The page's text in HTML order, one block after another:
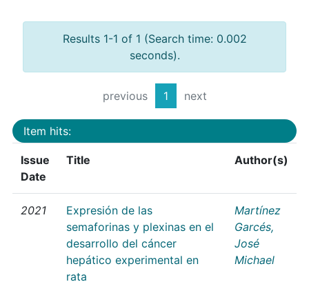
Results 1-1 of 1 (Search time: 0.002
seconds).
previous 1 next
Item hits:
Issue
Date
Title Author(s)
2021
Expresión de las
semaforinas y plexinas en el
desarrollo del cáncer
hepático experimental en
rata
Martínez
Garcés,
José
Michael